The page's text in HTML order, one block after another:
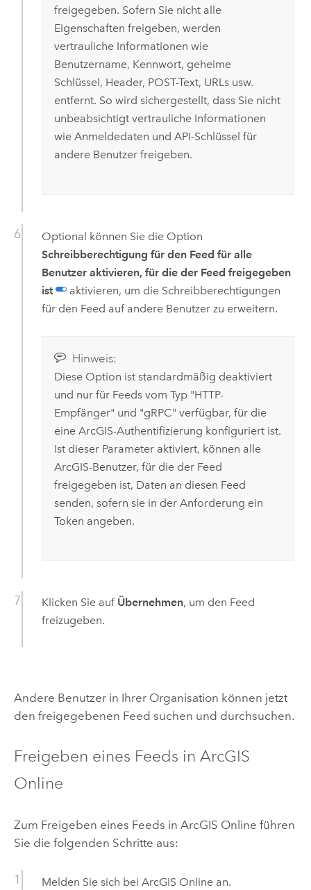
freigegeben. Sofern Sie nicht alle
Eigenschaften freigeben, werden
vertrauliche Informationen wie
Benutzername, Kennwort, geheime
Schlüssel, Header, POST-Text, URLs usw.
entfernt. So wird sichergestellt, dass Sie nicht
unbeabsichtigt vertrauliche Informationen
wie Anmeldedaten und API-Schlüssel für
andere Benutzer freigeben.
Optional können Sie die Option
Schreibberechtigung für den Feed für alle
Benutzer aktivieren, für die der Feed freigegeben
ist
aktivieren, um die Schreibberechtigungen
für den Feed auf andere Benutzer zu erweitern.
Hinweis:
Diese Option ist standardmäßig deaktiviert
und nur für Feeds vom Typ "HTTP-
Empfänger" und "gRPC" verfügbar, für die
eine ArcGIS-Authentifizierung konfiguriert ist.
Ist dieser Parameter aktiviert, können alle
ArcGIS-Benutzer, für die der Feed
freigegeben ist, Daten an diesen Feed
senden, sofern sie in der Anforderung ein
Token angeben.
Klicken Sie auf Übernehmen, um den Feed
freizugeben.
Andere Benutzer in Ihrer Organisation können jetzt
den freigegebenen Feed suchen und durchsuchen.
Freigeben eines Feeds in ArcGIS
Online
Zum Freigeben eines Feeds in ArcGIS Online führen
Sie die folgenden Schritte aus:
Melden Sie sich bei ArcGIS Onlinean.